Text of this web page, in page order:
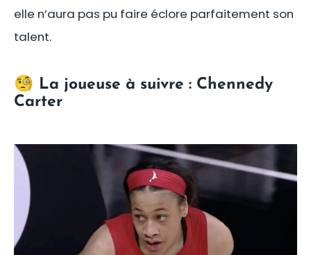
elle n’aura pas pu faire éclore parfaitement son
talent.
🧐 La joueuse à suivre : Chennedy
Carter